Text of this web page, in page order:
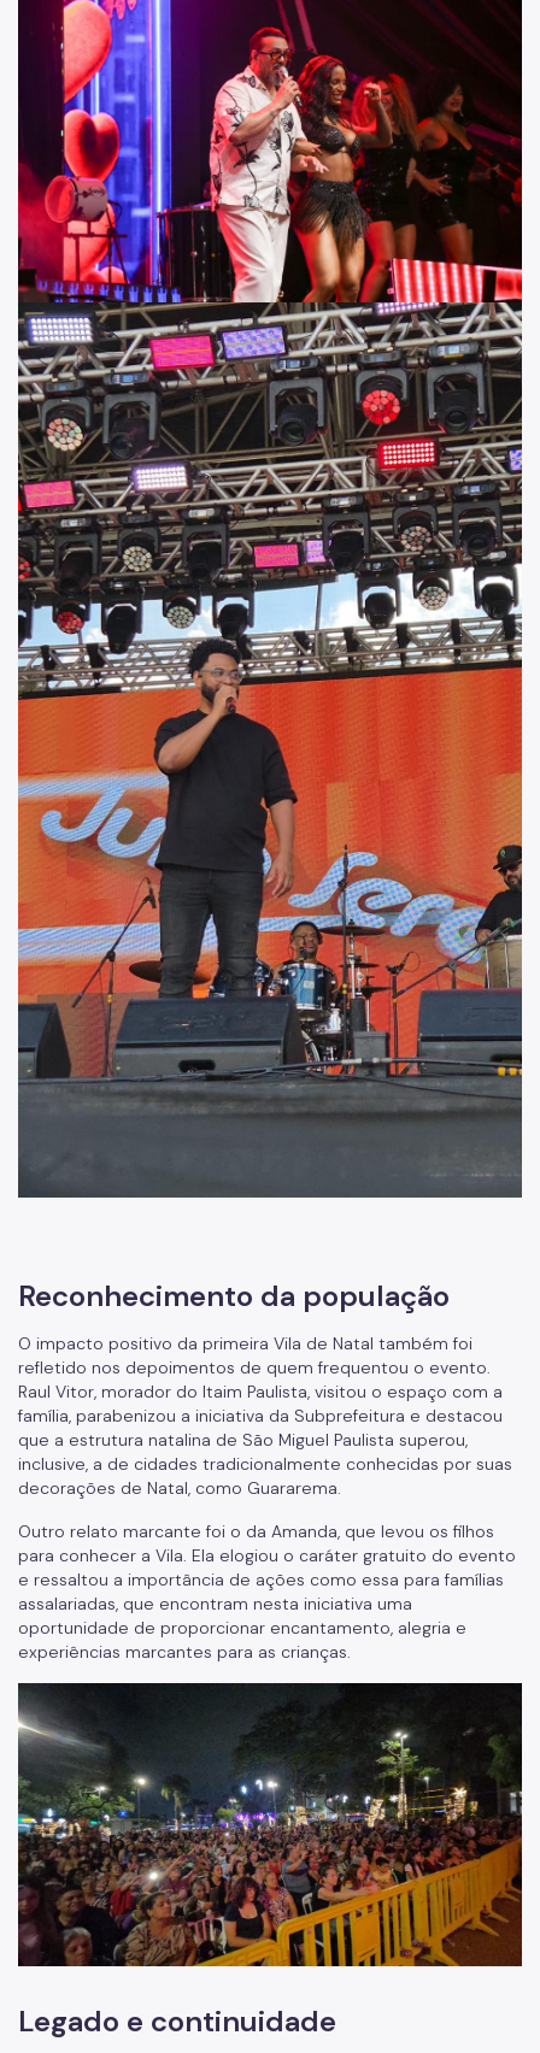
Reconhecimento da população
O impacto positivo da primeira Vila de Natal também foi
refletido nos depoimentos de quem frequentou o evento.
Raul Vitor, morador do Itaim Paulista, visitou o espaço com a
família, parabenizou a iniciativa da Subprefeitura e destacou
que a estrutura natalina de São Miguel Paulista superou,
inclusive, a de cidades tradicionalmente conhecidas por suas
decorações de Natal, como Guararema.
Outro relato marcante foi o da Amanda, que levou os filhos
para conhecer a Vila. Ela elogiou o caráter gratuito do evento
e ressaltou a importância de ações como essa para famílias
assalariadas, que encontram nesta iniciativa uma
oportunidade de proporcionar encantamento, alegria e
experiências marcantes para as crianças.
Legado e continuidade